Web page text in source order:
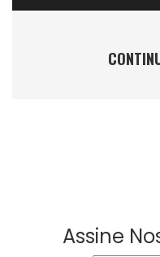
Assine